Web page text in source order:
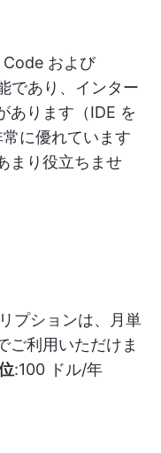
および
であり、インター
あります（IDE を
に優れています
まり役立ちませ
プションは、月単
ご利用いただけま
:100 ドル/年